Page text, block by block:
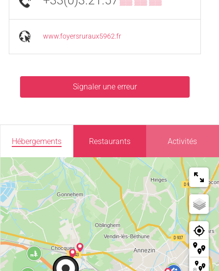
www.foyersruraux5962.fr
Signaler une erreur
Hébergements Restaurants Activités